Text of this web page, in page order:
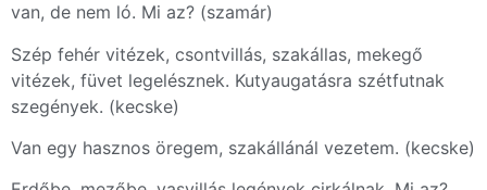
van, de nem ló. Mi az? (szamár)
Szép fehér vitézek, csontvillás, szakállas, mekegő
vitézek, füvet legelésznek. Kutyaugatásra szétfutnak
szegények. (kecske)
Van egy hasznos öregem, szakállánál vezetem. (kecske)